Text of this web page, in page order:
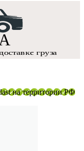
на территории РФ